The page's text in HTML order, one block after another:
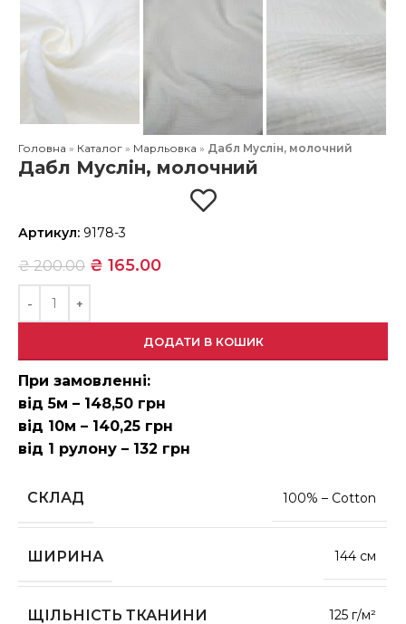
Головна » Каталог » Марльовка » Дабл Муслін, молочний
Дабл Муслін, молочний
Артикул: 9178-3
₴200.00 ₴ 165.00
ДОДАТИ В КОШИК
При замовленні:
від 5м – 148,50 грн
від 10м – 140,25 грн
від 1 рулону – 132 грн
СКЛАД 100% – Cotton
ШИРИНА 144 см
ЩІЛЬНІСТЬ ТКАНИНИ 125 г/м²